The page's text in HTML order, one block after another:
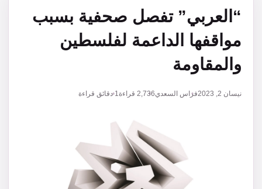
“العربي” تفصل صحفية بسبب
مواقفها الداعمة لفلسطين
والمقاومة
نيسان 2, 2023 فراس السعدي2,736 قراءة1 دقائق قراءة